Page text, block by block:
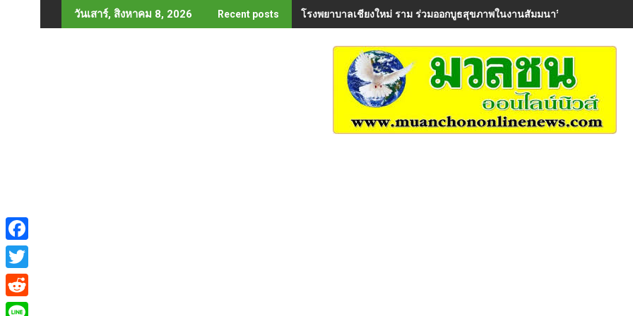
to
วันเสาร์, สิงหาคม 8, 2026 Recent posts โรงพยาบาลเชียงใหม่ ราม ร่วมออกบูธสุขภาพในงานสัมมนาวิชาการ AIA
F
a
c
T
w
R